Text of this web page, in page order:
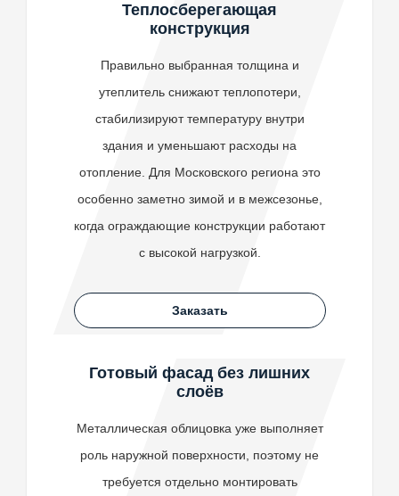
Теплосберегающая
конструкция
Правильно выбранная толщина и
утеплитель снижают теплопотери,
стабилизируют температуру внутри
здания и уменьшают расходы на
отопление. Для Московского региона это
особенно заметно зимой и в межсезонье,
когда ограждающие конструкции работают
с высокой нагрузкой.
Заказать
Готовый фасад без лишних
слоёв
Металлическая облицовка уже выполняет
роль наружной поверхности, поэтому не
требуется отдельно монтировать